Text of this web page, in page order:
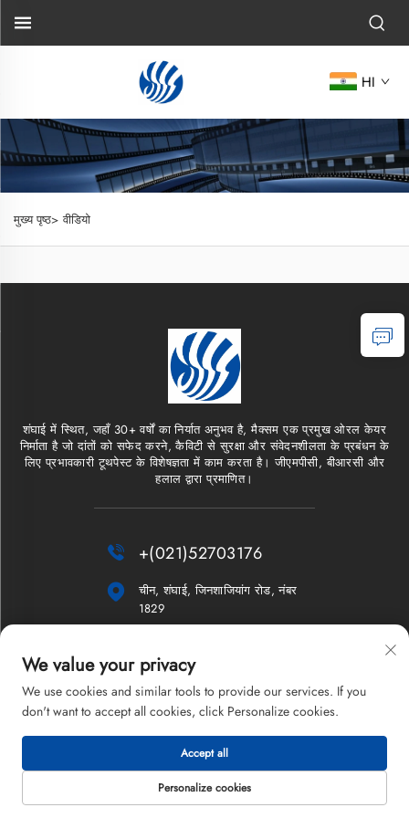
HI
मुख्य पृष्ठ> वीडियो
शंघाई में स्थित, जहाँ 30+ वर्षों का निर्यात अनुभव है, मैक्सम एक प्रमुख ओरल केयर
निर्माता है जो दांतों को सफेद करने, कैविटी से सुरक्षा और संवेदनशीलता के प्रबंधन के
लिए प्रभावकारी टूथपेस्ट के विशेषज्ञता में काम करता है। जीएमपीसी, बीआरसी और
हलाल द्वारा प्रमाणित।
 +(021)52703176

चीन, शंघाई, जिनशाजियांग रोड, नंबर
1829
न्यूज़लेटर
कॉपीराइट © 2026 शंघाई मैक्सम कंपनी लिमिटेड। सर्वाधिकार सुरक्षित।
We value your privacy
We use cookies and similar tools to provide our services. If you
don't want to accept all cookies, click Personalize cookies.
Personalize cookies
Accept all